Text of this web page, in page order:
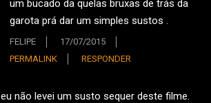
um bucado da quelas bruxas de trás da
garota prá dar um simples sustos .
FELIPE
17/07/2015
PERMALINK
RESPONDER
não levei um susto sequer deste filme.